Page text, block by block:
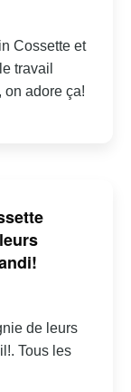
Cossette et
travail
on adore ça!
de leurs
Tous les